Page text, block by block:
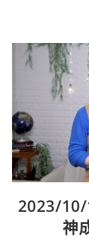
2023/10/
神